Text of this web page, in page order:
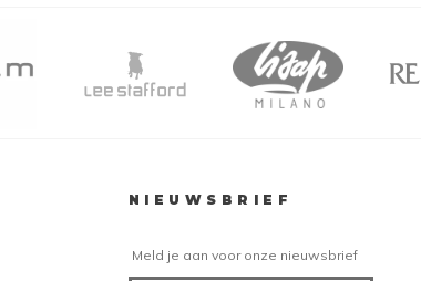
NIEUWSBRIEF
Meld je aan voor onze nieuwsbrief